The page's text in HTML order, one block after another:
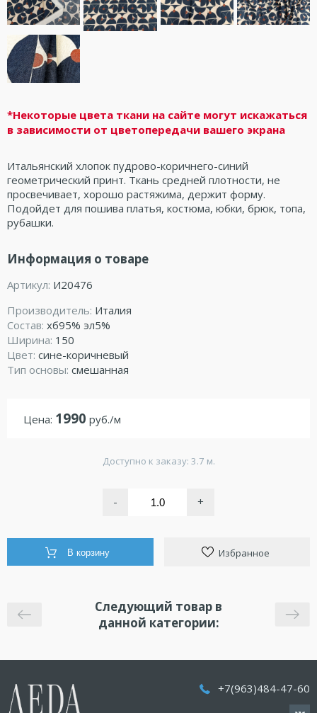
*Некоторые цвета ткани на сайте могут искажаться
в зависимости от цветопередачи вашего экрана
Итальянский хлопок пудрово-коричнего-синий
геометрический принт. Ткань средней плотности, не
просвечивает, хорошо растяжима, держит форму.
Подойдет для пошива платья, костюма, юбки, брюк, топа,
рубашки.
Информация о товаре
Артикул: И20476
Производитель: Италия
Состав: хб95% эл5%
Ширина: 150
Цвет: сине-коричневый
Тип основы: смешанная
Цена: 1990 руб./м
Доступно к заказу: 3.7 м.
- +
В корзину Избранное
Следующий товар в
данной категории:
+7(963)484-47-60